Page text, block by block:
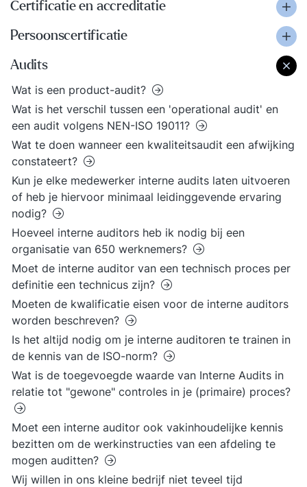
Certificatie en accreditatie
Persoonscertificatie
Audits
Wat is een product-audit?
Wat is het verschil tussen een 'operational audit' en
een audit volgens NEN-ISO 19011?
Wat te doen wanneer een kwaliteitsaudit een afwijking
constateert?
Kun je elke medewerker interne audits laten uitvoeren
of heb je hiervoor minimaal leidinggevende ervaring
nodig?
Hoeveel interne auditors heb ik nodig bij een
organisatie van 650 werknemers?
Moet de interne auditor van een technisch proces per
definitie een technicus zijn?
Moeten de kwalificatie eisen voor de interne auditors
worden beschreven?
Is het altijd nodig om je interne auditoren te trainen in
de kennis van de ISO-norm?
Wat is de toegevoegde waarde van Interne Audits in
relatie tot "gewone" controles in je (primaire) proces?
Moet een interne auditor ook vakinhoudelijke kennis
bezitten om de werkinstructies van een afdeling te
mogen auditten?
Wij willen in ons kleine bedrijf niet teveel tijd